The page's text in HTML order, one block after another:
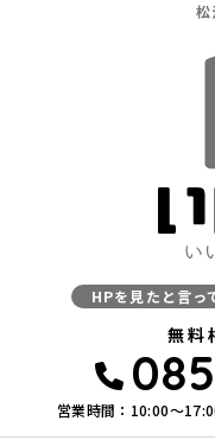
松
HPを見たと言っ
無料
営業時間：10:00〜